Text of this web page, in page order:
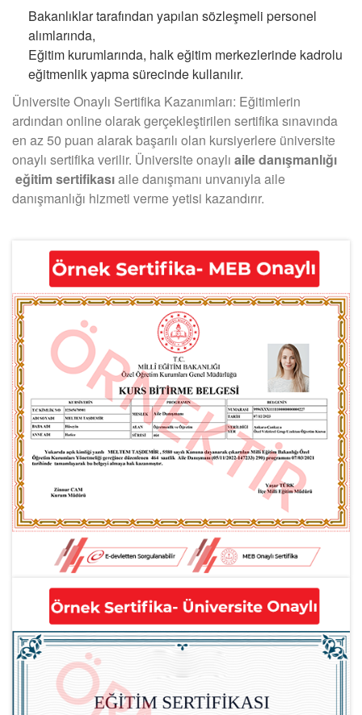
Bakanlıklar tarafından yapılan sözleşmeli personel
alımlarında,
Eğitim kurumlarında, halk eğitim merkezlerinde kadrolu
eğitmenlik yapma sürecinde kullanılır.
Üniversite Onaylı Sertifika Kazanımları: Eğitimlerin
ardından online olarak gerçekleştirilen sertifika sınavında
en az 50 puan alarak başarılı olan kursiyerlere üniversite
onaylı sertifika verilir. Üniversite onaylı aile danışmanlığı
eğitim sertifikasıaile danışmanı unvanıyla aile
danışmanlığı hizmeti verme yetisi kazandırır.